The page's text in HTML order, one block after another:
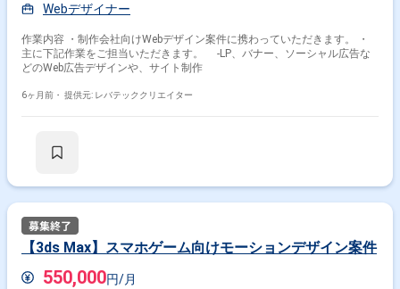
Webデザイナー
作業内容 ・制作会社向けWebデザイン案件に携わっていただきます。 ・
主に下記作業をご担当いただきます。 -LP、バナー、ソーシャル広告な
どのWeb広告デザインや、サイト制作
6ヶ月前・ 提供元: レバテッククリエイター
【3ds Max】スマホゲーム向けモーションデザイン案件
550,000円/月